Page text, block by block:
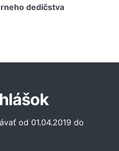
dedičstva
od 01.04.2019 do